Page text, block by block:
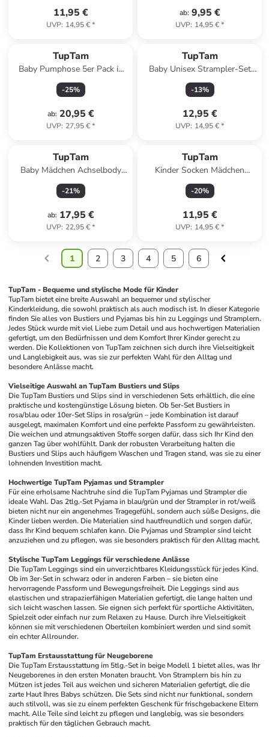
11,95 €
UVP: 14,95 €*
ab: 9,95 €
UVP: 14,95 €*
TupTam
Baby Pumphose 5er Pack in
khaki/blau
-25%
ab: 20,95 €
UVP: 27,95 €*
TupTam
Baby Unisex Strampler-Set
mit Aufdruck Spruch 2-tlg in
weiß-kombi
-13%
12,95 €
UVP: 14,95 €*
TupTam
Baby Mädchen Achselbody
5er Pack in rosa/weiß
-21%
ab: 17,95 €
UVP: 22,95 €*
TupTam
Kinder Socken Mädchen
Jungen Bunt Gemustert 6er
Pack in grün/blau
-20%
11,95 €
UVP: 14,95 €*
1 2 3 4 5 6
TupTam - Bequeme und stylische Mode für Kinder
TupTam bietet eine breite Auswahl an bequemer und stylischer
Kinderkleidung, die sowohl praktisch als auch modisch ist. In dieser Kategorie
finden Sie alles von Bustiers und Pyjamas bis hin zu Leggings und Stramplern.
Jedes Stück wurde mit viel Liebe zum Detail und aus hochwertigen Materialien
gefertigt, um den Bedürfnissen und dem Komfort Ihrer Kinder gerecht zu
werden. Die Kollektionen von TupTam zeichnen sich durch ihre Vielseitigkeit
und Langlebigkeit aus, was sie zur perfekten Wahl für den Alltag und
besondere Anlässe macht.
Vielseitige Auswahl an TupTam Bustiers und Slips
Die TupTam Bustiers und Slips sind in verschiedenen Sets erhältlich, die eine
praktische und kostengünstige Lösung bieten. Ob 5er-Set Bustiers in
rosa/blau oder 10er-Set Slips in rosa/grün – jede Kombination ist darauf
ausgelegt, maximalen Komfort und eine perfekte Passform zu gewährleisten.
Die weichen und atmungsaktiven Stoffe sorgen dafür, dass sich Ihr Kind den
ganzen Tag über wohlfühlt. Dank der robusten Verarbeitung halten die
Bustiers und Slips auch häufigem Waschen und Tragen stand, was sie zu einer
lohnenden Investition macht.
Hochwertige TupTam Pyjamas und Strampler
Für eine erholsame Nachtruhe sind die TupTam Pyjamas und Strampler die
ideale Wahl. Das 2tlg.-Set Pyjama in blau/grün und der Strampler in rot/weiß
bieten nicht nur ein angenehmes Tragegefühl, sondern auch süße Designs, die
Kinder lieben werden. Die Materialien sind hautfreundlich und sorgen dafür,
dass Ihr Kind bequem schlafen kann. Die Pyjamas und Strampler sind leicht
anzuziehen und zu pflegen, was sie besonders praktisch für den Alltag macht.
Stylische TupTam Leggings für verschiedene Anlässe
Die TupTam Leggings sind ein unverzichtbares Kleidungsstück für jedes Kind.
Ob im 3er-Set in schwarz oder in anderen Farben – sie bieten eine
hervorragende Passform und Bewegungsfreiheit. Die Leggings sind aus
elastischen und strapazierfähigen Materialien gefertigt, die lange halten und
sich leicht waschen lassen. Sie eignen sich perfekt für sportliche Aktivitäten,
Spielzeit oder einfach nur zum Relaxen zu Hause. Durch ihre Vielseitigkeit
können sie mit verschiedenen Oberteilen kombiniert werden und sind somit
ein echter Allrounder.
TupTam Erstausstattung für Neugeborene
Die TupTam Erstausstattung im 5tlg.-Set in beige Modell 1 bietet alles, was Ihr
Neugeborenes in den ersten Monaten braucht. Von Stramplern bis hin zu
Mützen ist jedes Teil aus weichen und sicheren Materialien gefertigt, die die
zarte Haut Ihres Babys schützen. Die Sets sind nicht nur funktional, sondern
auch stilvoll, was sie zu einem perfekten Geschenk für frischgebackene Eltern
macht. Alle Teile sind leicht zu pflegen und langlebig, was sie besonders
praktisch für den täglichen Gebrauch macht.